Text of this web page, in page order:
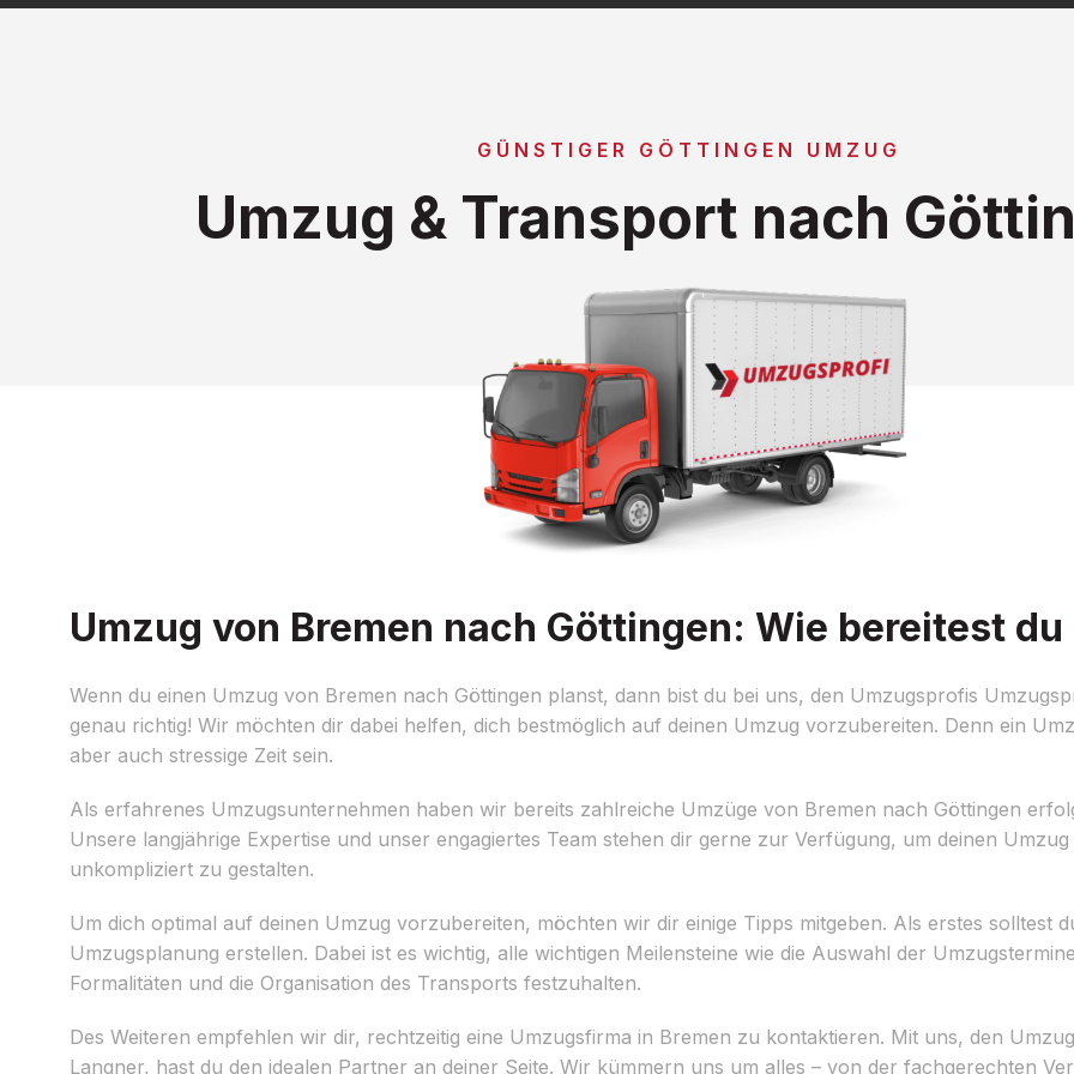
GÜNSTIGER GÖTTINGEN UMZUG
Umzug & Transport nach
Umzug von Bremen nach Göttingen: Wie bereitest
Wenn du einen Umzug von Bremen nach Göttingen planst, dann bist du bei uns, den Umzugsprofis
genau richtig! Wir möchten dir dabei helfen, dich bestmöglich auf deinen Umzug vorzubereiten. Denn ein
aber auch stressige Zeit sein.
Als erfahrenes Umzugsunternehmen haben wir bereits zahlreiche Umzüge von Bremen nach Göttingen
Unsere langjährige Expertise und unser engagiertes Team stehen dir gerne zur Verfügung, um deinen
unkompliziert zu gestalten.
Um dich optimal auf deinen Umzug vorzubereiten, möchten wir dir einige Tipps mitgeben. Als erstes solltest
Umzugsplanung erstellen. Dabei ist es wichtig, alle wichtigen Meilensteine wie die Auswahl der
Formalitäten und die Organisation des Transports festzuhalten.
Des Weiteren empfehlen wir dir, rechtzeitig eine Umzugsfirma in Bremen zu kontaktieren. Mit uns, den
Langner, hast du den idealen Partner an deiner Seite. Wir kümmern uns um alles – von der fachgerechten